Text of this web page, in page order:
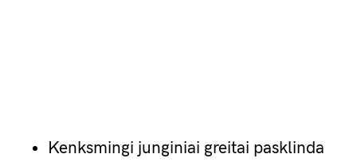
Kenksmingi junginiai greitai pasklinda